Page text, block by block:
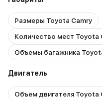
Размеры Toyota Camry
Количество мест Toyota
Объемы багажника
Двигатель
Объем двигателя Toyota